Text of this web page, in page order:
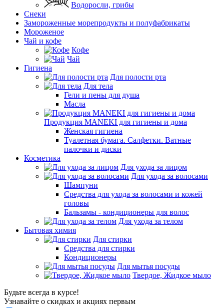
Водоросли, грибы
Снеки
Замороженные морепродукты и полуфабрикаты
Мороженое
Чай и кофе
Кофе
Чай
Гигиена
Для полости рта
Для тела
Гели и пены для душа
Масла
Продукция MANEKI для гигиены и дома
Женская гигиена
Туалетная бумага. Салфетки. Ватные
палочки и диски
Косметика
Для ухода за лицом
Для ухода за волосами
Шампуни
Средства для ухода за волосами и кожей
головы
Бальзамы - кондиционеры для волос
Для ухода за телом
Бытовая химия
Для стирки
Средства для стирки
Кондиционеры
Для мытья посуды
Твердое, Жидкое мыло
Будьте всегда в курсе!
Узнавайте о скидках и акциях первым